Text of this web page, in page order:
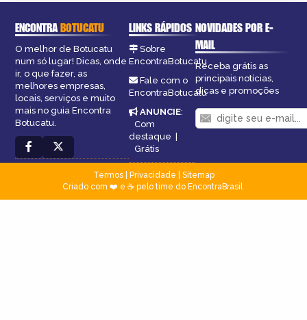
ENCONTRABOTUCATU
O melhor de Botucatu
num só lugar! Dicas, onde
ir, o que fazer, as
melhores empresas,
locais, serviços e muito
mais no guia Encontra
Botucatu.
LINKS RÁPIDOS
Sobre
EncontraBotucatu
Fale com o
EncontraBotucatu
ANUNCIE:
Com
destaque |
Grátis
NOVIDADES POR E-
MAIL
Receba grátis as
principais notícias,
dicas e promoções
Termos| Privacidade
Sitemap
Criado com ❤️ e ☕ pelo time do EncontraBrasil